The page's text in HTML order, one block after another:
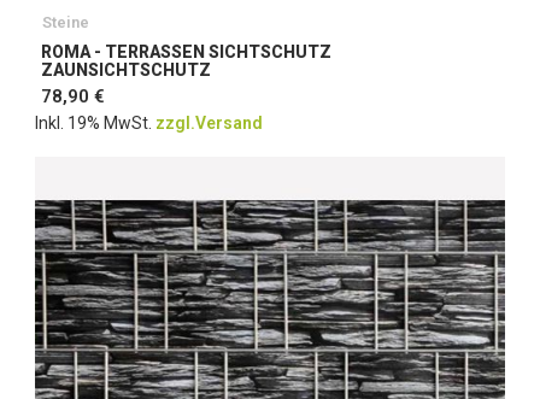
Steine
ROMA - TERRASSEN SICHTSCHUTZ
ZAUNSICHTSCHUTZ
78,90 €
Inkl. 19% MwSt. zzgl.Versand